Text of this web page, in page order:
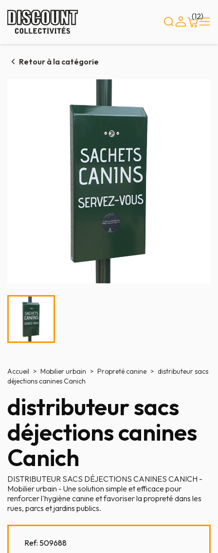
(12)
Retour à la catégorie
Accueil Mobilier urbain Propreté canine
distributeur sacs
déjections canines Canich
distributeur sacs
déjections canines
Canich
DISTRIBUTEUR SACS DÉJECTIONS CANINES CANICH -
Mobilier urbain - Une solution simple et efficace pour
renforcer l'hygiène canine et favoriser la propreté dans les
rues, parcs et jardins publics.
Ref: 509688